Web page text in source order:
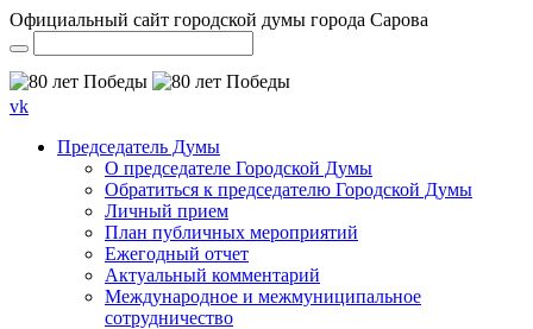
Официальный сайт городской думы города Сарова
vk
Председатель Думы
О председателе Городской Думы
Обратиться к председателю Городской Думы
Личный прием
План публичных мероприятий
Ежегодный отчет
Актуальный комментарий
Международное и межмуниципальное
сотрудничество